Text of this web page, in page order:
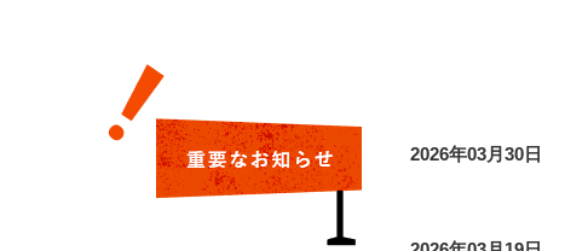
な
お
2026年03月30日